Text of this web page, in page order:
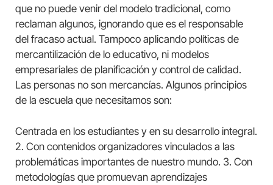
que no puede venir del modelo tradicional, como
reclaman algunos, ignorando que es el responsable
del fracaso actual. Tampoco aplicando políticas de
mercantilización de lo educativo, ni modelos
empresariales de planificación y control de calidad.
Las personas no son mercancías. Algunos principios
de la escuela que necesitamos son:
Centrada en los estudiantes y en su desarrollo integral.
2. Con contenidos organizadores vinculados a las
problemáticas importantes de nuestro mundo. 3. Con
metodologías que promuevan aprendizajes